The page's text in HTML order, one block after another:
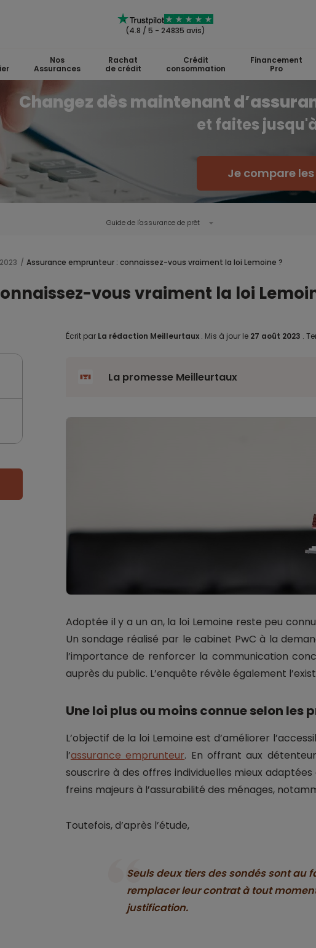
(4.8 / 5 - 24835 avis)
Nos
Assurances
Rachat
de crédit
Crédit
consommation
Financement
Pro
Changez dès maintenant
et faites
Je compare
Guide de l'assurance de prêt
Assurance emprunteur : connaissez-vous vraiment la loi Lemoine ?
vous vraiment la loi
Écrit par La rédaction Meilleurtaux . Mis à jour le 27 août 2023 .
La promesse Meilleurtaux
Adoptée il y a un an, la loi Lemoine reste peu
Un sondage réalisé par le cabinet PwC à la
l’importance de renforcer la communication
auprès du public. L’enquête révèle également
Une loi plus ou moins connue selon les
L’objectif de la loi Lemoine est d’améliorer
l’assurance emprunteur. En offrant aux
souscrire à des offres individuelles mieux
freins majeurs à l’assurabilité des ménages,
Toutefois, d’après l’étude,
Seuls deux tiers des sondés sont au
remplacer leur contrat à tout
justification.